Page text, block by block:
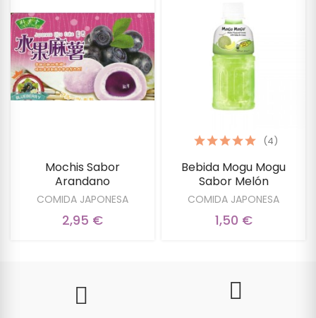
Mochis Sabor
Arandano
COMIDA JAPONESA
2,95 €
Bebida Mogu Mogu
Sabor Melón
COMIDA JAPONESA
(4)
1,50 €